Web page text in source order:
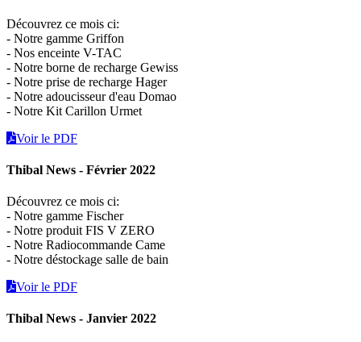
Découvrez ce mois ci:
- Notre gamme Griffon
- Nos enceinte V-TAC
- Notre borne de recharge Gewiss
- Notre prise de recharge Hager
- Notre adoucisseur d'eau Domao
- Notre Kit Carillon Urmet
Voir le PDF
Thibal News - Février 2022
Découvrez ce mois ci:
- Notre gamme Fischer
- Notre produit FIS V ZERO
- Notre Radiocommande Came
- Notre déstockage salle de bain
Voir le PDF
Thibal News - Janvier 2022